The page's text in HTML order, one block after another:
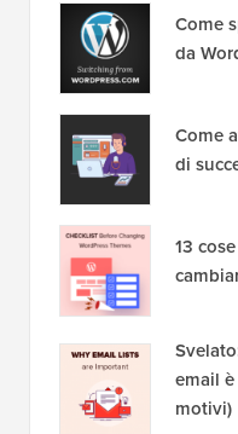
Come
da
Come
di
13
email
motivi)